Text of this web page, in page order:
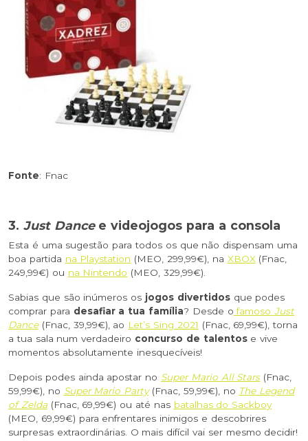
Fonte: Fnac
3. Just Dancee videojogos para a consola
Esta é uma sugestão para todos os que não dispensam uma
boa partida na Playstation (MEO, 299,99€), na XBOX(Fnac,
249,99€) ou na Nintendo (MEO, 329,99€).
Sabias que são inúmeros os jogos divertidosque podes
comprar para desafiar a tua família? Desde o famoso Just
Dance(Fnac, 39,99€), ao Let’s Sing 2021 (Fnac, 69,99€), torna
a tua sala num verdadeiro concurso de talentose vive
momentos absolutamente inesquecíveis!
Depois podes ainda apostar no Super Mario All Stars(Fnac,
59,99€), no Super Mario Party(Fnac, 59,99€), no The Legend
of Zelda(Fnac, 69,99€) ou até nas batalhas do Sackboy
(MEO, 69,99€) para enfrentares inimigos e descobrires
surpresas extraordinárias. O mais difícil vai ser mesmo decidir!